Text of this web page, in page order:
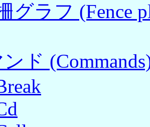
グラフ (Fence
ド